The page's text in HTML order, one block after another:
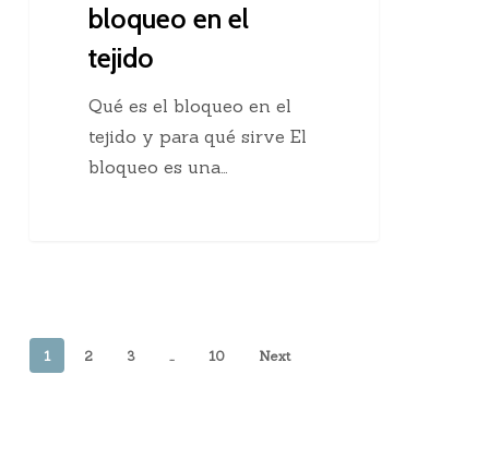
bloqueo en el
tejido
Qué es el bloqueo en el
tejido y para qué sirve El
bloqueo es una…
1 2 3 … 10 Next